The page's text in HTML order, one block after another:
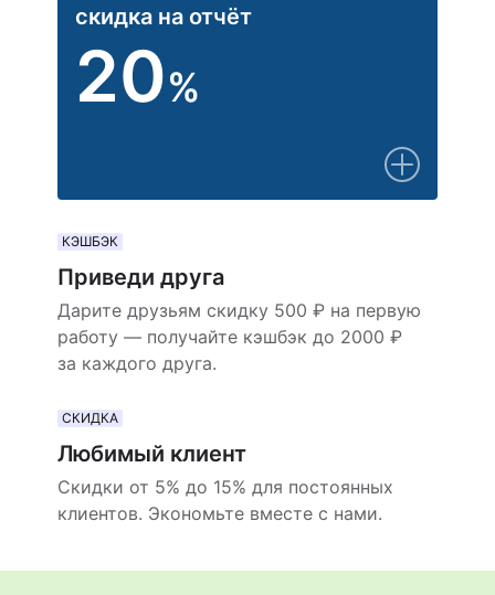
скидка на отчёт
20%
КЭШБЭК
Приведи друга
Дарите друзьям скидку 500 ₽ на первую
работу — получайте кэшбэк до 2000 ₽
за каждого друга.
СКИДКА
Любимый клиент
Скидки от 5% до 15% для постоянных
клиентов. Экономьте вместе с нами.